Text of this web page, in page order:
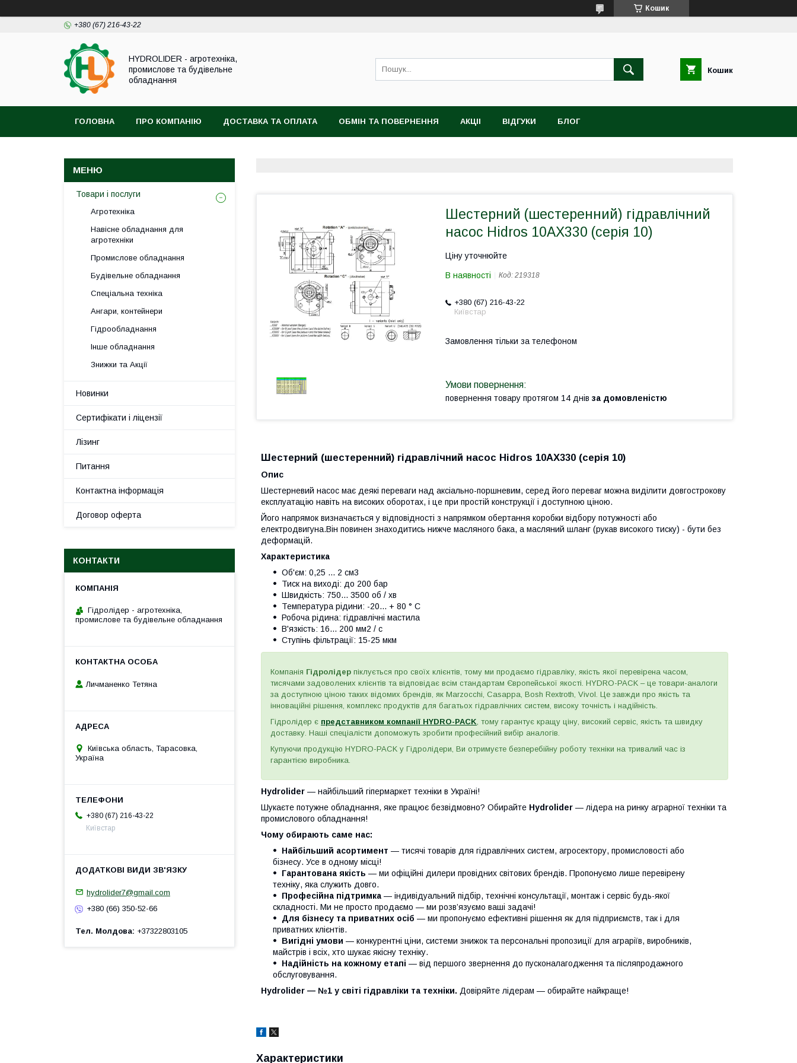
Кошик
+380 (67) 216-43-22
HYDROLIDER - агротехніка,
промислове та будівельне
обладнання
Кошик
ГОЛОВНА ПРО КОМПАНІЮ ДОСТАВКА ТА ОПЛАТА ОБМІН ТА ПОВЕРНЕННЯ АКЦІІ ВІДГУКИ БЛОГ
Шестерний (шестеренний) гідравлічний
насос Hidros 10АХ330 (серія 10)
Ціну уточнюйте
В наявності Код: 219318
+380 (67) 216-43-22
Київстар
Замовлення тільки за телефоном
повернення товару протягом 14 днів за домовленістю
Шестерний (шестеренний) гідравлічний насос Hidros 10АХ330 (серія 10)
Опис
Шестерневий насос має деякі переваги над аксіально-поршневим, серед його переваг можна виділити довгострокову
експлуатацію навіть на високих оборотах, і це при простій конструкції і доступною ціною.
Його напрямок визначається у відповідності з напрямком обертання коробки відбору потужності або
електродвигуна.Він повинен знаходитись нижче масляного бака, а масляний шланг (рукав високого тиску) - бути без
деформацій.
Характеристика
Об'єм: 0,25 ... 2 см3
Тиск на виході: до 200 бар
Швидкість: 750... 3500 об / хв
Температура рідини: -20... + 80 ° C
Робоча рідина: гідравлічні мастила
В'язкість: 16... 200 мм2 / с
Ступінь фільтрації: 15-25 мкм
Компанія Гідролідер піклується про своїх клієнтів, тому ми продаємо гідравліку, якість якої перевірена часом,
тисячами задоволених клієнтів та відповідає всім стандартам Європейської якості. HYDRO-PACK – це товари-аналоги
за доступною ціною таких відомих брендів, як Marzocchi, Casappa, Bosh Rextroth, Vivol. Це завжди про якість та
інноваційні рішення, комплекс продуктів для багатьох гідравлічних систем, високу точність і надійність.
Гідролідер є представником компанії HYDRO-PACK, тому гарантує кращу ціну, високий сервіс, якість та швидку
доставку. Наші спеціалісти допоможуть зробити професійний вибір аналогів.
Купуючи продукцію HYDRO-PACK у Гідролідери, Ви отримуєте безперебійну роботу техніки на тривалий час із
гарантією виробника.
Hydrolider — найбільший гіпермаркет техніки в Україні!
Шукаєте потужне обладнання, яке працює безвідмовно? Обирайте Hydrolider — лідера на ринку аграрної техніки та
промислового обладнання!
Чому обирають саме нас:
Найбільший асортимент — тисячі товарів для гідравлічних систем, агросектору, промисловості або
бізнесу. Усе в одному місці!
Гарантована якість — ми офіційні дилери провідних світових брендів. Пропонуємо лише перевірену
техніку, яка служить довго.
Професійна підтримка — індивідуальний підбір, технічні консультації, монтаж і сервіс будь-якої
складності. Ми не просто продаємо — ми розв’язуємо ваші задачі!
Для бізнесу та приватних осіб — ми пропонуємо ефективні рішення як для підприємств, так і для
приватних клієнтів.
Вигідні умови — конкурентні ціни, системи знижок та персональні пропозиції для аграріїв, виробників,
майстрів і всіх, хто шукає якісну техніку.
Надійність на кожному етапі — від першого звернення до пусконалагодження та післяпродажного
обслуговування.
Hydrolider — №1 у світі гідравліки та техніки. Довіряйте лідерам — обирайте найкраще!
Характеристики
Товари і послуги
Агротехніка
Навісне обладнання для
агротехніки
Промислове обладнання
Будівельне обладнання
Спеціальна техніка
Ангари, контейнери
Гідрообладнання
Інше обладнання
Знижки та Акції
Новинки
Сертифікати і ліцензії
Лізинг
Питання
Контактна інформація
Договор оферта
КОНТАКТИ
Гідролідер - агротехніка,
промислове та будівельне обладнання
Личманенко Тетяна
Київська область, Тарасовка,
Україна
+380 (67) 216-43-22
Київстар
hydrolider7@gmail.com
+380 (66) 350-52-66
Тел. Молдова +37322803105